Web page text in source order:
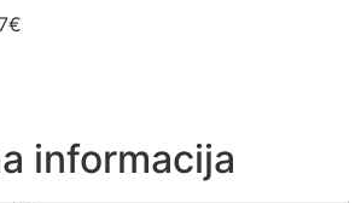
informacija